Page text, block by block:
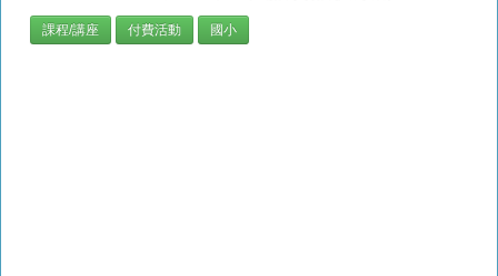
課程/講座 付費活動 國小